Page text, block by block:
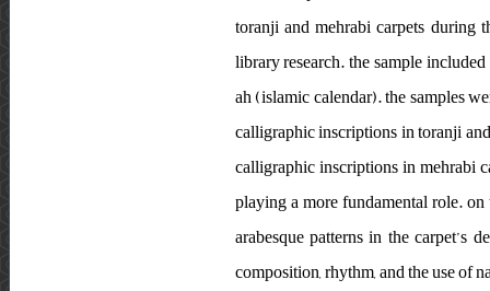
toranji and mehrabi carpets during
library research. the sample
ah (islamic calendar). the samples
calligraphic inscriptions in toranji
calligraphic inscriptions in mehrabi
playing a more fundamental role.
arabesque patterns in the carpet’s
composition, rhythm, and the use of